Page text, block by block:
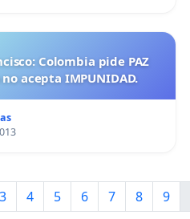
Colombia pide PAZ
acepta IMPUNIDAD.
3 4 5 6 7 8 9